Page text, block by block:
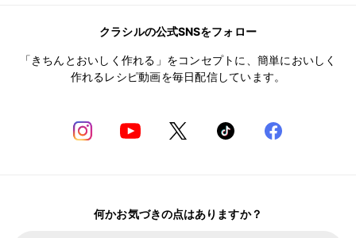
クラシルの公式SNSをフォロー
「きちんとおいしく作れる」をコンセプトに、簡単においしく
作れるレシピ動画を毎日配信しています。
何かお気づきの点はありますか？